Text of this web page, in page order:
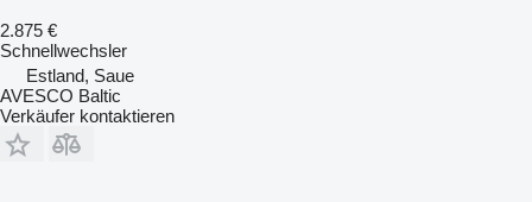
2.875 €
Schnellwechsler
Estland, Saue
AVESCO Baltic
Verkäufer kontaktieren